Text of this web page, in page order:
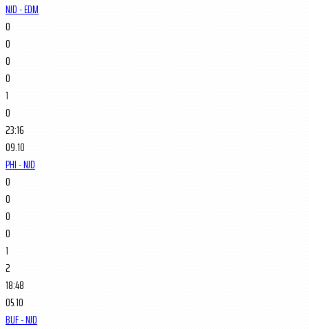
NJD - EDM
0
0
0
0
1
0
23:16
09.10
PHI - NJD
0
0
0
0
1
2
18:48
05.10
BUF - NJD